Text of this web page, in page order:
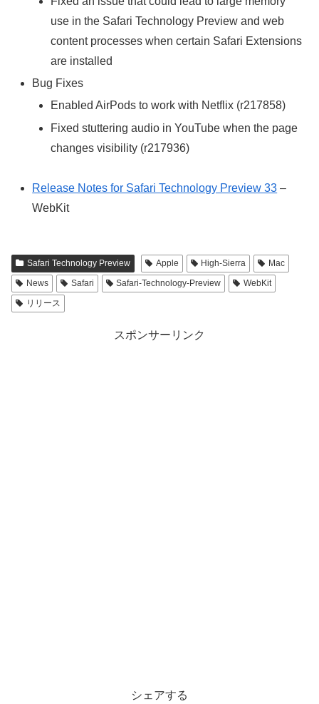
use in the Safari Technology Preview and web
content processes when certain Safari Extensions
are installed
Bug Fixes
Enabled AirPods to work with Netflix (r217858)
Fixed stuttering audio in YouTube when the page
changes visibility (r217936)
Release Notes for Safari Technology Preview 33 –
WebKit
Safari Technology Preview Apple High-Sierra
Mac
News
Safari Safari-Technology-Preview
WebKit
リリース
スポンサーリンク
シェアする